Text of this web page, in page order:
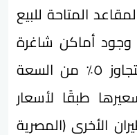
المتاحة للبيع
أماكن شاغرة
يكون محدودًا للغاية، ولا يتجاوز ٥٪؜ من السعة
طبقًا لأسعار
الأخرى (المصرية